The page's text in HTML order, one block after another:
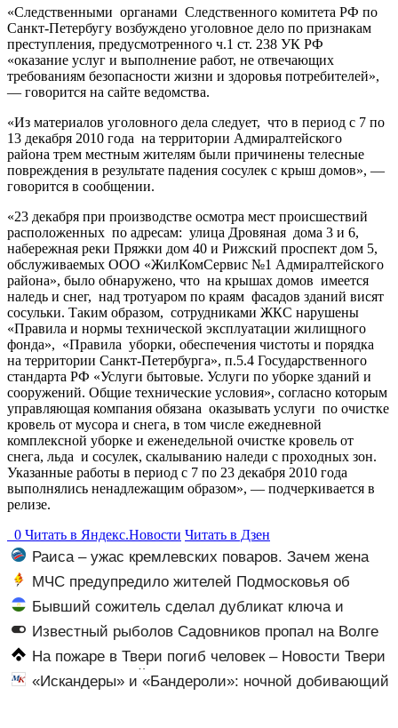
«Следственными органами Следственного комитета РФ по
Санкт-Петербугу возбуждено уголовное дело по признакам
преступления, предусмотренного ч.1 ст. 238 УК РФ
«оказание услуг и выполнение работ, не отвечающих
требованиям безопасности жизни и здоровья потребителей»,
— говорится на сайте ведомства.
«Из материалов уголовного дела следует, что в период с 7 по
13 декабря 2010 года на территории Адмиралтейского
района трем местным жителям были причинены телесные
повреждения в результате падения сосулек с крыш домов», —
говорится в сообщении.
«23 декабря при производстве осмотра мест происшествий
расположенных по адресам: улица Дровяная дома 3 и 6,
набережная реки Пряжки дом 40 и Рижский проспект дом 5,
обслуживаемых ООО «ЖилКомСервис №1 Адмиралтейского
района», было обнаружено, что на крышах домов имеется
наледь и снег, над тротуаром по краям фасадов зданий висят
сосульки. Таким образом, сотрудниками ЖКС нарушены
«Правила и нормы технической эксплуатации жилищного
фонда», «Правила уборки, обеспечения чистоты и порядка
на территории Санкт-Петербурга», п.5.4 Государственного
стандарта РФ «Услуги бытовые. Услуги по уборке зданий и
сооружений. Общие технические условия», согласно которым
управляющая компания обязана оказывать услуги по очистке
кровель от мусора и снега, в том числе ежедневной
комплексной уборке и еженедельной очистке кровель от
снега, льда и сосулек, скалыванию наледи с проходных зон.
Указанные работы в период с 7 по 23 декабря 2010 года
выполнялись ненадлежащим образом», — подчеркивается в
релизе.
0 Читать в Яндекс.Новости Читать в Дзен
Раиса – ужас кремлевских поваров. Зачем жена
Горбачева требовала пять видов каши каждое утро?
МЧС предупредило жителей Подмосковья об
угрозе атаки дронов
Бывший сожитель сделал дубликат ключа и
обокрал уфимку
Известный рыболов Садовников пропал на Волге
во время шторма
На пожаре в Твери погиб человек – Новости Твери
и городов Тверской области сегодня - Afanasy.biz –
Тверские новости. Новости Твери. Тверь новости.
«Искандеры» и «Бандероли»: ночной добивающий